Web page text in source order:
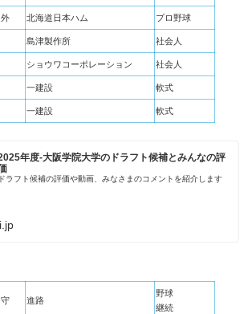
外 北海道日本ハム プロ野球
島津製作所 社会人
ショウワコーポレーション 社会人
一建設 軟式
一建設 軟式
年度-大阪学院大学のドラフト候補とみんなの評
ドラフト候補の評価や動画、みなさまのコメントを紹介します
守 進路
野球
継続